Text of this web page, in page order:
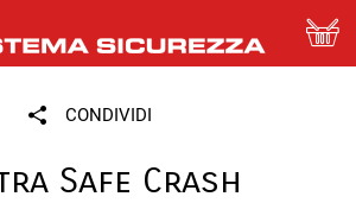
CONDIVIDI
Safe Crash